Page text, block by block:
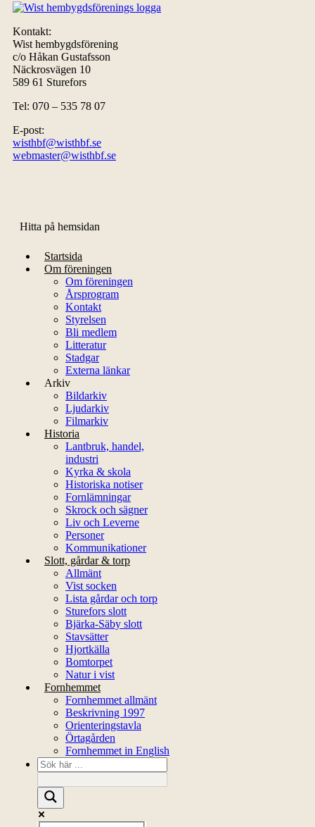
Kontakt:
Wist hembygdsförening
c/o Håkan Gustafsson
Näckrosvägen 10
589 61 Sturefors
Tel: 070 – 535 78 07
E-post:
wisthbf@wisthbf.se
webmaster@wisthbf.se
Hitta på hemsidan
Startsida
Om föreningen
Om föreningen
Årsprogram
Kontakt
Styrelsen
Bli medlem
Litteratur
Stadgar
Externa länkar
Arkiv
Bildarkiv
Ljudarkiv
Filmarkiv
Historia
Lantbruk, handel,
industri
Kyrka & skola
Historiska notiser
Fornlämningar
Skrock och sägner
Liv och Leverne
Personer
Kommunikationer
Slott, gårdar & torp
Allmänt
Vist socken
Lista gårdar och torp
Sturefors slott
Bjärka-Säby slott
Stavsätter
Hjortkälla
Bomtorpet
Natur i vist
Fornhemmet
Fornhemmet allmänt
Beskrivning 1997
Orienteringstavla
Örtagården
Fornhemmet in English